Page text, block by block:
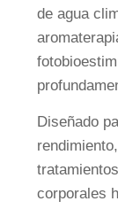
de agua
Diseñado
corporales